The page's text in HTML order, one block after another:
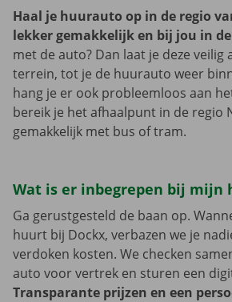
Haal je huurauto op in de regio
lekker gemakkelijk en bij jou in
met de auto? Dan laat je deze veilig
terrein, tot je de huurauto weer
hang je er ook probleemloos aan
bereik je het afhaalpunt in de regio
gemakkelijk met bus of tram.
Wat is er inbegrepen bij mijn
Ga gerustgesteld de baan op.
huurt bij Dockx, verbazen we je
verdoken kosten. We checken
auto voor vertrek en sturen een
Transparante prijzen en een